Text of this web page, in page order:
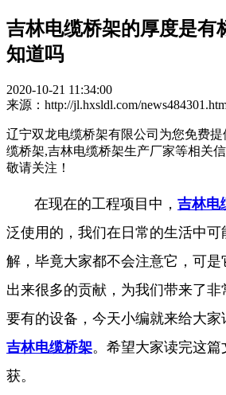
吉林电缆桥架的厚度是有
知道吗
2020-10-21 11:34:00
来源：http://jl.hxsldl.com/
辽宁双龙电缆桥架有限公司为您免费提
缆桥架,吉林电缆桥架生产厂家等相关
敬请关注！
在现在的工程项目中， 吉林电
泛使用的，我们在日常的生活中可
解，毕竟大家都不会注意它，可
出来很多的贡献，为我们带来了
要有的设备，今天小编就来给大家
吉林电缆桥架。希望大家读完这
获。